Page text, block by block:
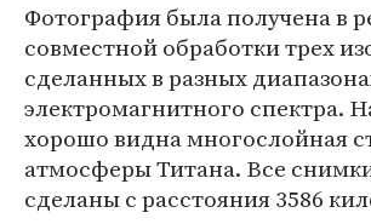
Фотография была получена в
совместной обработки трех
сделанных в разных
электромагнитного спектра.
хорошо видна многослойная
атмосферы Титана. Все
сделаны с расстояния 3586